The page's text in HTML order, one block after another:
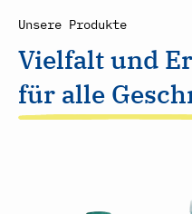
Unsere Produkte
Vielfalt und
für alle